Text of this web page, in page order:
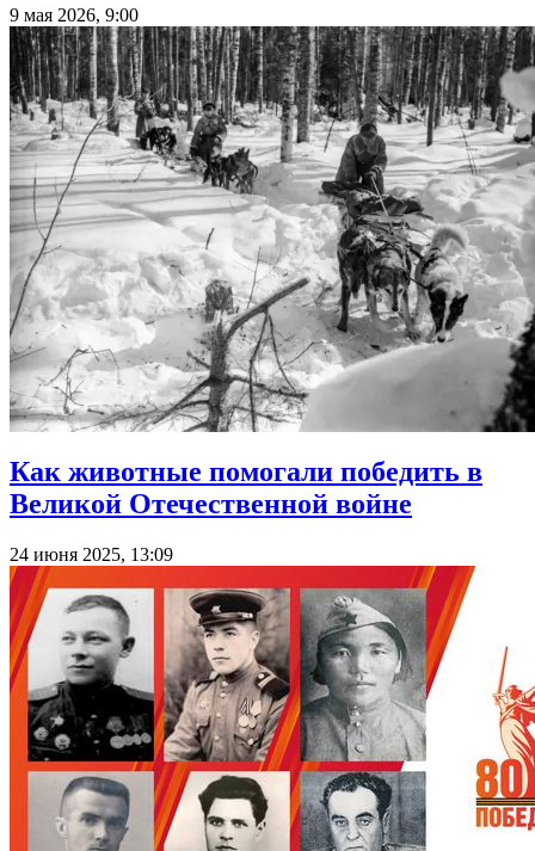
9 мая 2026, 9:00
Как животные помогали победить в
Великой Отечественной войне
24 июня 2025, 13:09